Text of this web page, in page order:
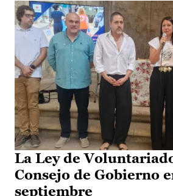
La Ley de
Consejo de Gobierno
septiembre